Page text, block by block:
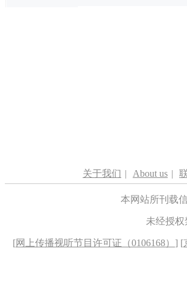
关于我们 | About us |
本网站所刊载
未经授
[网上传播视听节目许可证（0106168） ] [